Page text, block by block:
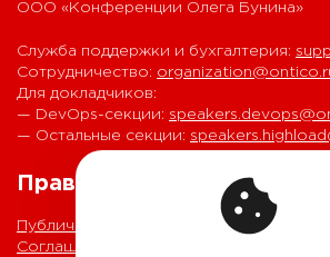
ООО «Конференции Олега Бунина»
Служба поддержки и бухгалтерия:
Сотрудничество:
Для докладчиков:
— DevOps-секции:
— Остальные секции:
Правовая информация
Публичная оферта
Соглашение на обработку